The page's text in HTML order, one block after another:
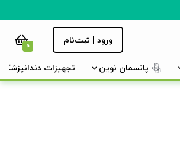
ورود | ثبت‌نام 0
پانسمان نوین تجهیزات دندانپزشکی